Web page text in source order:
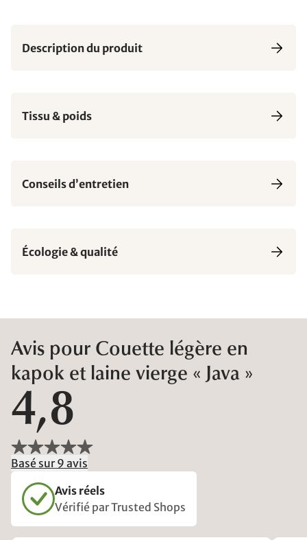
Description du produit
Tissu & poids
Conseils d’entretien
Écologie & qualité
Avis pour Couette légère en
kapok et laine vierge « Java »
4,8
Basé sur 9 avis
Avis réels
Vérifié par Trusted Shops